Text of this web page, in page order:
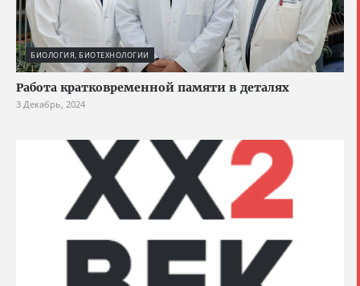
БИОЛОГИЯ, БИОТЕХНОЛОГИИ
Работа кратковременной памяти в деталях
3 Декабрь, 2024